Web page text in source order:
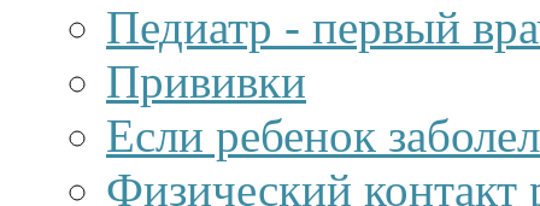
Педиатр - первый
Прививки
Если ребенок заболел
Физический контакт